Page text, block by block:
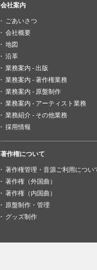
会社案内
ごあいさつ
会社概要
地図
沿革
業務案内 - 出版
業務案内 - 著作権業務
業務案内 - 原盤制作
業務案内 - アーティスト業務
業務紹介 - その他業務
採用情報
著作権について
著作権管理・音源ご利用につい
著作権（外国曲）
著作権（内国曲）
原盤制作・管理
グッズ制作